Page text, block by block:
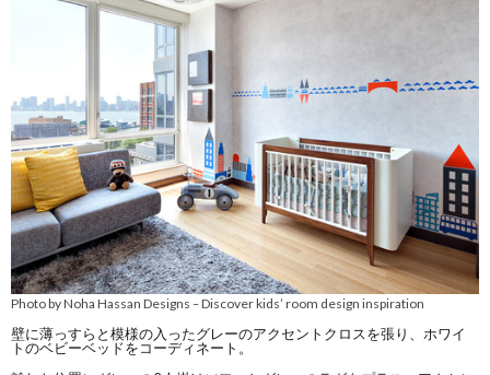
Photo by Noha Hassan Designs –Discover kids’ room design inspiration
壁に薄っすらと模様の入ったグレーのアクセントクロスを張り、ホワイ
トのベビーベッドをコーディネート。